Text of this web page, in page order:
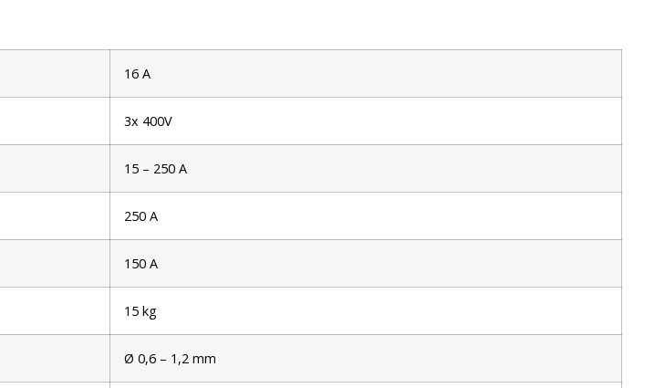
16 A
3x 400V
15 – 250 A
250 A
150 A
15 kg
Ø 0,6 – 1,2 mm